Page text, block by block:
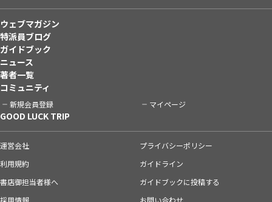
ウェブマガジン
特派員ブログ
ガイドブック
ニュース
著者一覧
コミュニティ
新規会員登録 マイページ
GOOD LUCK TRIP
運営会社
プライバシーポリシー
利用規約
ガイドライン
書店御担当者様へ
ガイドブックに投稿する
採用情報
お問い合わせ